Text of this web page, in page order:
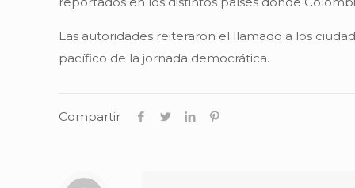
Las autoridades reiteraron el llamado a los
pacífico de la jornada democrática.
Compartir